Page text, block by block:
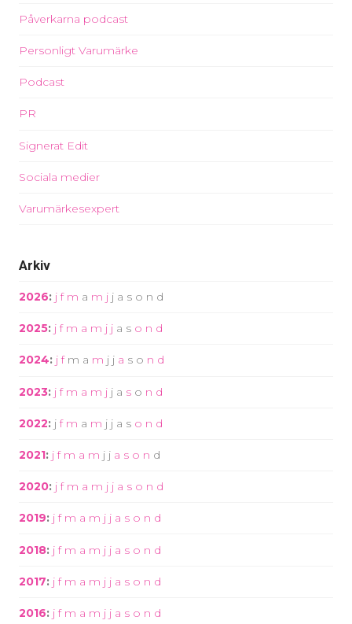
Påverkarna podcast
Personligt Varumärke
Podcast
PR
Signerat Edit
Sociala medier
Varumärkesexpert
Arkiv
2026: j f m a m j j a s o n d
2025: j f m a m j j a s o n d
2024: j f m a m j j a s o n d
2023: j f m a m j j a s o n d
2022: j f m a m j j a s o n d
2021: j f m a m j j a s o n d
2020: j f m a m j j a s o n d
2019: j f m a m j j a s o n d
2018: j f m a m j j a s o n d
2017: j f m a m j j a s o n d
2016: j f m a m j j a s o n d